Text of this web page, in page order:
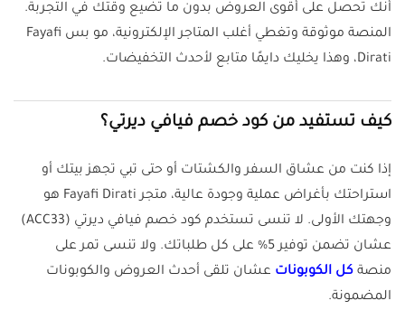
أنك تحصل على أقوى العروض بدون ما تضيع وقتك في التجربة.
المنصة موثوقة وتغطي أغلب المتاجر الإلكترونية، مو بس Fayafi
Dirati، وهذا يخليك دايمًا متابع لأحدث التخفيضات.
كيف تستفيد من كود خصم فيافي ديرتي؟
إذا كنت من عشاق السفر والكشتات أو حتى تبي تجهز بيتك أو
استراحتك بأغراض عملية وجودة عالية، متجر Fayafi Dirati هو
وجهتك الأولى. لا تنسى تستخدم كود خصم فيافي ديرتي (ACC33)
عشان تضمن توفير 5% على كل طلباتك. ولا تنسى تمر على
منصة كل الكوبونات عشان تلقى أحدث العروض والكوبونات
المضمونة.